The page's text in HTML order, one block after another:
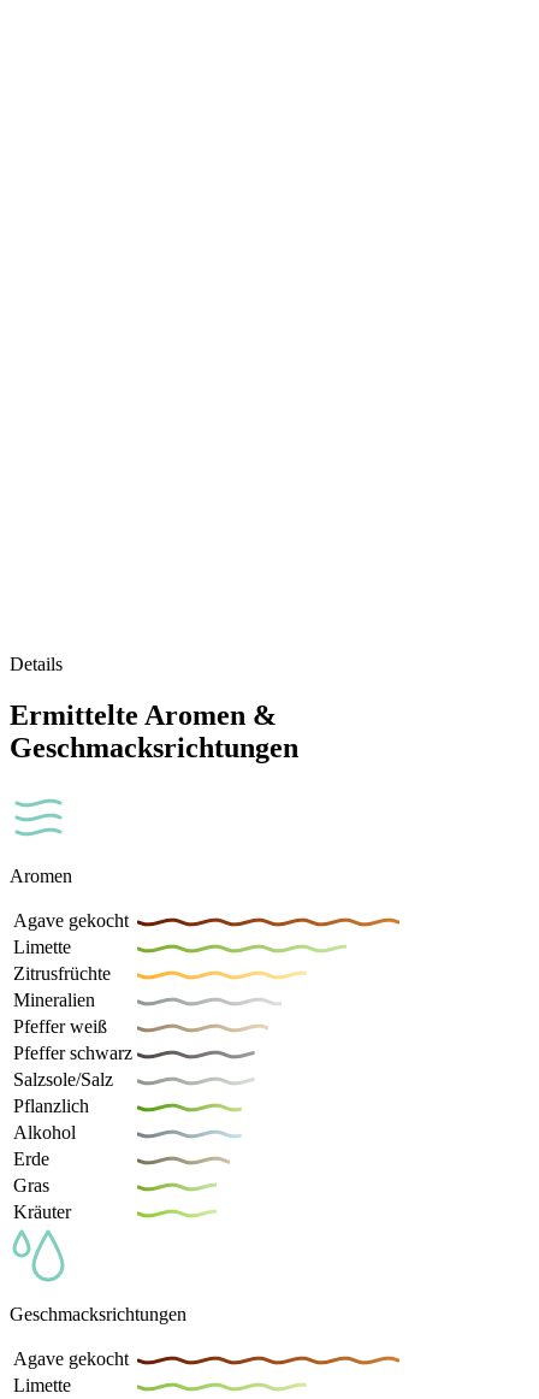
Details
Ermittelte Aromen &
Geschmacksrichtungen
Aromen
Agave gekocht
Limette
Zitrusfrüchte
Mineralien
Pfeffer weiß
Pfeffer schwarz
Salzsole/Salz
Pflanzlich
Alkohol
Erde
Gras
Kräuter
Geschmacksrichtungen
Agave gekocht
Limette